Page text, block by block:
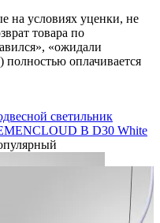
на условиях уценки, не
товара по
«ожидали
полностью оплачивается
светильник
B D30 White